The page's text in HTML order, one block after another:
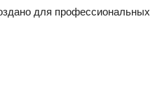
для профессиональных